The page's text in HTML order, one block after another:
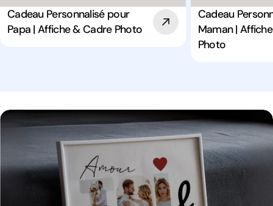
Cadeau Personnalisé pour
Papa | Affiche & Cadre Photo
Cadeau
Maman |
Photo